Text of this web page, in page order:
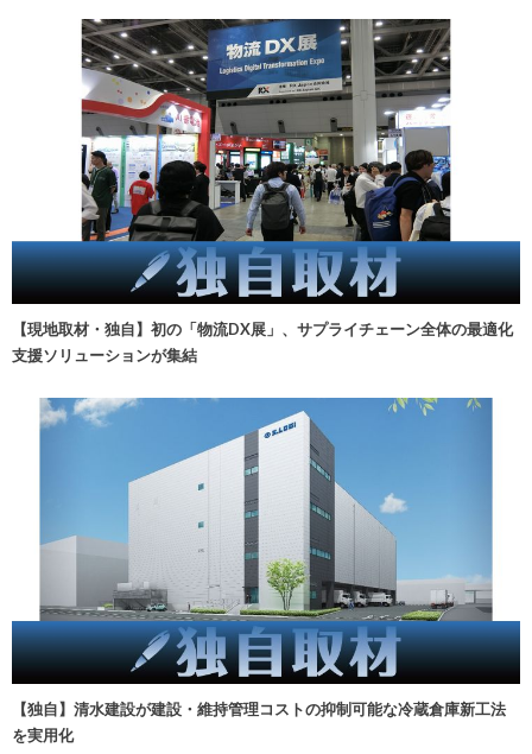
【現地取材・独自】初の「物流DX展」、サプライチェーン全体の最適化
支援ソリューションが集結
【独自】清水建設が建設・維持管理コストの抑制可能な冷蔵倉庫新工法
を実用化